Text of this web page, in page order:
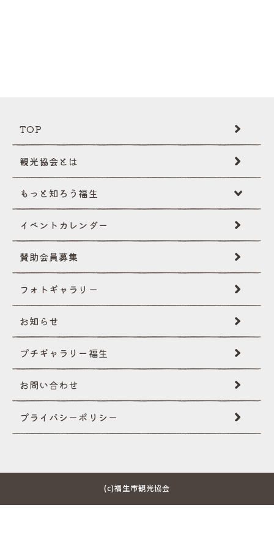
TOP
観光協会とは
もっと知ろう福生
福生ミニ辞典
伝統･文化
創作民話
文化財
国際性･イベント
自然･景観
イベントギャラリー
イベントカレンダー
賛助会員募集
フォトギャラリー
お知らせ
プチギャラリー福生
お問い合わせ
プライバシーポリシー
(c)福生市観光協会